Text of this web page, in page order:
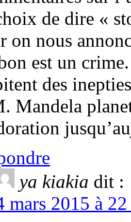
de dire «
on nous
est un
des
Mandela
ya kiakia dit :
mars 2015 à